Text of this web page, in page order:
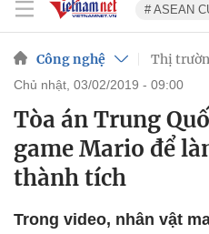
# ASEAN
Công nghệ Thị
chủ nhật, 03/02/2019 - 09:00
Tòa án Trung
game Mario để
thành tích
Trong video, nhân vật